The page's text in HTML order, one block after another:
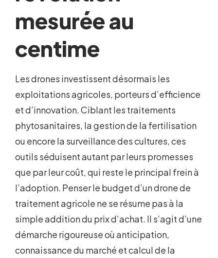
mesurée au
centime
Les drones investissent désormais les
exploitations agricoles, porteurs d’efficience
et d’innovation. Ciblant les traitements
phytosanitaires, la gestion de la fertilisation
ou encore la surveillance des cultures, ces
outils séduisent autant par leurs promesses
que par leur coût, qui reste le principal frein à
l’adoption. Penser le budget d’un drone de
traitement agricole ne se résume pas à la
simple addition du prix d’achat. Il s’agit d’une
démarche rigoureuse où anticipation,
connaissance du marché et calcul de la